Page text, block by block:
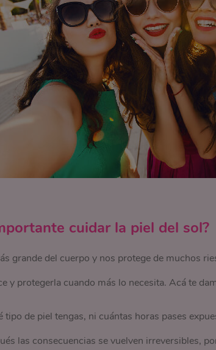
cuidar la piel del sol?
grande del cuerpo y nos protege de muchos
y protegerla cuando más lo necesita. Acá te
tipo de piel tengas, ni cuántas horas pases
las consecuencias se vuelven irreversibles,